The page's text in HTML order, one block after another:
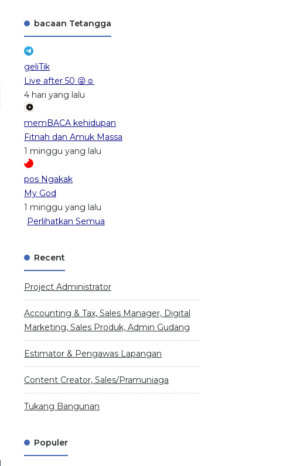
bacaan Tetangga
geliTik
Live after 50 😜☺️
4 hari yang lalu
memBACA kehidupan
Fitnah dan Amuk Massa
1 minggu yang lalu
pos Ngakak
My God
1 minggu yang lalu
Perlihatkan Semua
Recent
Project Administrator
Accounting & Tax, Sales Manager, Digital
Marketing, Sales Produk, Admin Gudang
Estimator & Pengawas Lapangan
Content Creator, Sales/Pramuniaga
Tukang Bangunan
Populer